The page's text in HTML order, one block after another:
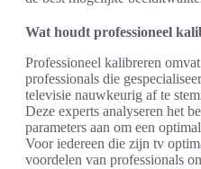
Wat houdt professioneel
Professioneel kalibreren
professionals die
televisie nauwkeurig af te
Deze experts analyseren het
parameters aan om een
Voor iedereen die zijn tv
voordelen van professionals